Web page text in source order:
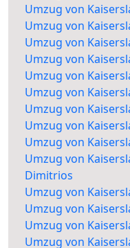
Umzug von
Umzug von
Umzug von
Umzug von
Umzug von
Umzug von
Umzug von
Umzug von
Umzug von
Umzug von
Dimitrios
Umzug von
Umzug von
Umzug von
Umzug von